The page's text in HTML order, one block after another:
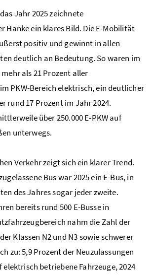
Jahr 2025 zeichnete
Hanke ein klares Bild. Die E-Mobilität
positiv und gewinnt in allen
deutlich an Bedeutung. So waren im
als 21 Prozent aller
PKW-Bereich elektrisch, ein deutlicher
rund 17 Prozent im Jahr 2024.
über 250.000 E-PKWauf
unterwegs.
Verkehr zeigt sich ein klarer Trend.
Bus war 2025 ein E-Bus, in
des Jahres sogar jeder zweite.
bereits rund 500 E-Busse in
nahm die Zahl der
der Klassen N2 und N3 sowie schwerer
zu: 5,9 Prozent der Neuzulassungen
elektrisch betriebene Fahrzeuge, 2024